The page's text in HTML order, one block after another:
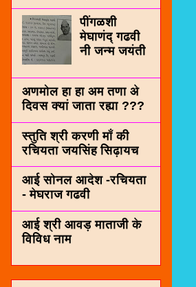
पींगळशी
मेघाणंद् गढवी
नी जन्म जयंती
अणमोल हा हा अम तणा अे
दिवस क्यां जाता रह्या ???
स्तुति श्री करणी माँ की
रचियता जयसिंह सिढ़ायच
आई सोनल आदेश -रचियता
- मेघराज गढवी
आई श्री आवड़ माताजी के
विविध नाम